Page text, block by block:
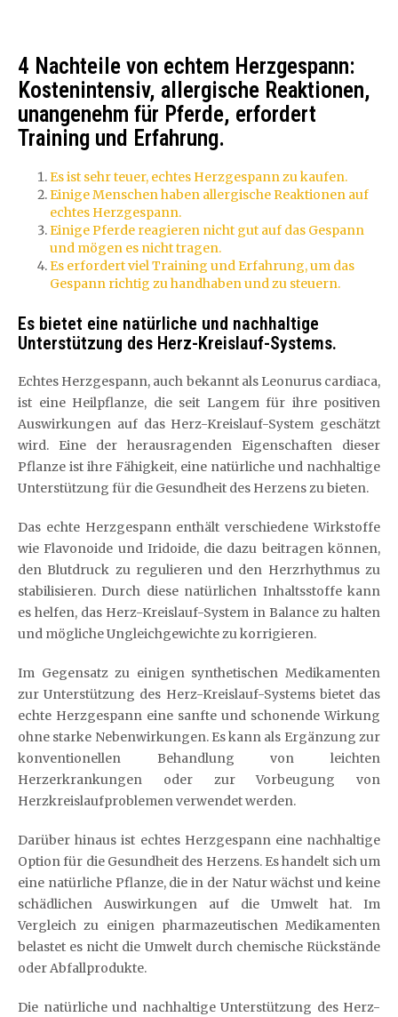
4 Nachteile von echtem Herzgespann:
Kostenintensiv, allergische Reaktionen,
unangenehm für Pferde, erfordert
Training und Erfahrung.
Es ist sehr teuer, echtes Herzgespann zu kaufen.
Einige Menschen haben allergische Reaktionen auf
echtes Herzgespann.
Einige Pferde reagieren nicht gut auf das Gespann
und mögen es nicht tragen.
Es erfordert viel Training und Erfahrung, um das
Gespann richtig zu handhaben und zu steuern.
Es bietet eine natürliche und nachhaltige
Unterstützung des Herz-Kreislauf-Systems.
Echtes Herzgespann, auch bekannt als Leonurus cardiaca,
ist eine Heilpflanze, die seit Langem für ihre positiven
Auswirkungen auf das Herz-Kreislauf-System geschätzt
wird. Eine der herausragenden Eigenschaften dieser
Pflanze ist ihre Fähigkeit, eine natürliche und nachhaltige
Unterstützung für die Gesundheit des Herzens zu bieten.
Das echte Herzgespann enthält verschiedene Wirkstoffe
wie Flavonoide und Iridoide, die dazu beitragen können,
den Blutdruck zu regulieren und den Herzrhythmus zu
stabilisieren. Durch diese natürlichen Inhaltsstoffe kann
es helfen, das Herz-Kreislauf-System in Balance zu halten
und mögliche Ungleichgewichte zu korrigieren.
Im Gegensatz zu einigen synthetischen Medikamenten
zur Unterstützung des Herz-Kreislauf-Systems bietet das
echte Herzgespann eine sanfte und schonende Wirkung
ohne starke Nebenwirkungen. Es kann als Ergänzung zur
konventionellen Behandlung von leichten
Herzerkrankungen oder zur Vorbeugung von
Herzkreislaufproblemen verwendet werden.
Darüber hinaus ist echtes Herzgespann eine nachhaltige
Option für die Gesundheit des Herzens. Es handelt sich um
eine natürliche Pflanze, die in der Natur wächst und keine
schädlichen Auswirkungen auf die Umwelt hat. Im
Vergleich zu einigen pharmazeutischen Medikamenten
belastet es nicht die Umwelt durch chemische Rückstände
oder Abfallprodukte.
Die natürliche und nachhaltige Unterstützung des Herz-